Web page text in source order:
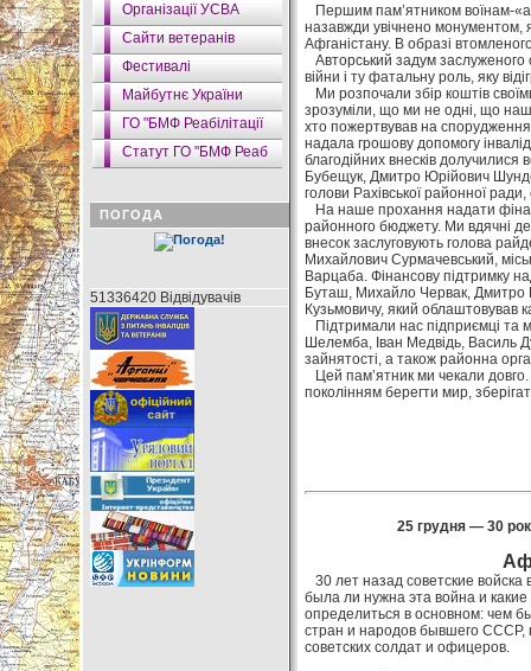
Організації УСВА
Сайти ветеранів
Фестивалі
Майбутнє України
ГО "БМФ Реабілітації
Статут ГО "БМФ Реаб
ПОГОДА
51336420 Відвідувачів
Першим пам’ятником воїнам-
назавжди увічнено монументом,
Афганістану. В образі
Авторський задум заслуженого
війни і ту фатальну роль, яку
Ми розпочали збір коштів
зрозуміли, що ми не одні, що
хто пожертвував на
надала грошову допомогу
благодійних внесків
Бубещук, Дмитро Юрійович
голови Рахівської районної
На наше прохання надати
районного бюджету. Ми вдячні
внесок заслуговують голова
Михайлович Сурмачевський,
Варцаба. Фінансову підтримку
Буташ, Михайло Червак,
Кузьмовичу, який облаштовував
Підтримали нас підприємці
Шелемба, Іван Медвідь, Василь
зайнятості, а також районна
Цей пам’ятник ми чекали
поколінням берегти мир,
25 грудня — 30
30 лет назад советские
была ли нужна эта война и
определиться в основном: чем
стран и народов бывшего СССР,
советских солдат и офицеров.